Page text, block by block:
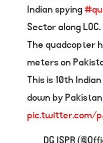
Indian spying
Sector along LOC.
The quadcopter
meters on
This is 10th
down by
pic.twitter.com/